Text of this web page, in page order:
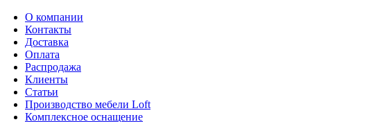
О компании
Контакты
Доставка
Оплата
Распродажа
Клиенты
Статьи
Производство мебели Loft
Комплексное оснащение